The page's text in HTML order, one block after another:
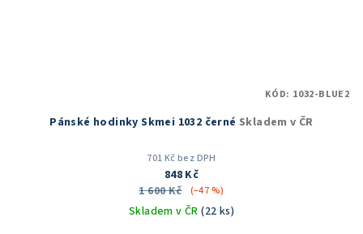
Pánské hodinky Skmei 1032 černé Skladem v ČR
701 Kč bez DPH
848 Kč
1 600 Kč
(–47 %)
Skladem v ČR(22 ks)
KÓD: 1032-BLUE2